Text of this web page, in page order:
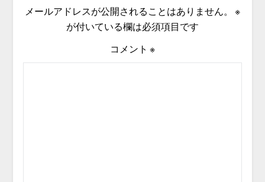
メールアドレスが公開されることはありません。
※
が付いている欄は必須項目です
コメント ※